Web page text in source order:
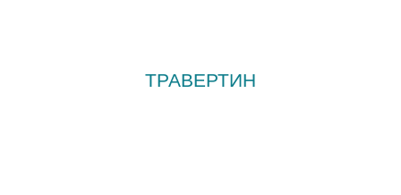
ТРАВЕРТИН